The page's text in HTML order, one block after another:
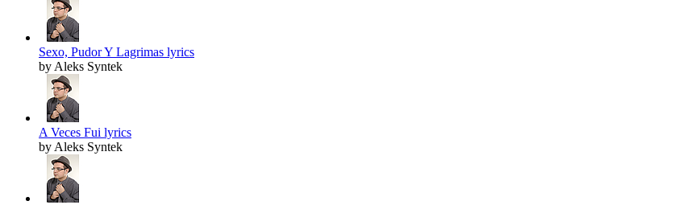
Sexo, Pudor Y Lagrimas lyrics
by Aleks Syntek
A Veces Fui lyrics
by Aleks Syntek